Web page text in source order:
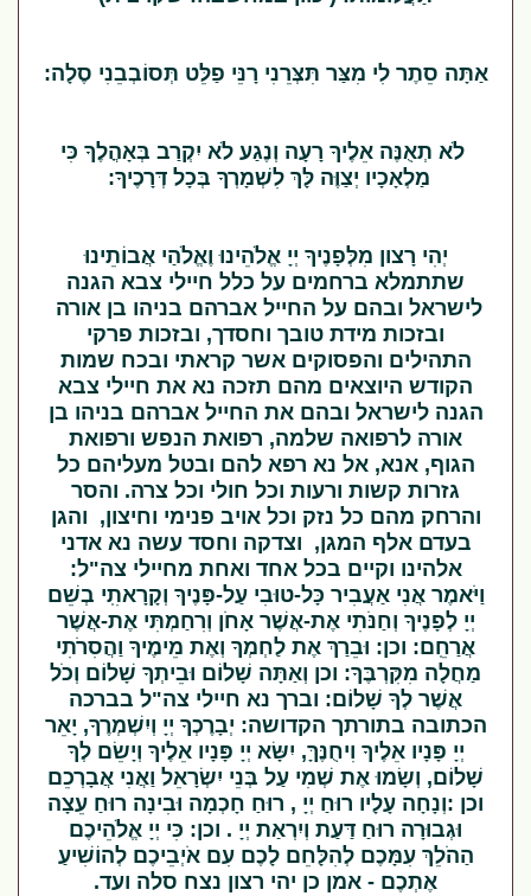
אַתָּה סֵתֶר לִי מִצַּר תִּצְּרֵנִי רָנֵּי פַלֵּט תְּסוֹבְבֵנִי סֶלָה:
לֹא תְאֻנֶּה אֵלֶיךָ רָעָה וְנֶגַע לֹא יִקְרַב בְּאָהֳלֶךָ כִּי
מַלְאָכָיו יְצַוֶּה לָּךְ לִשְׁמָרְךָ בְּכָל דְּרָכֶיךָ:
יְהִי רָצון מִלְּפָנֶיךָ יְיָ אֱלֹהֵינוּ וֶאֱלֹהַי אֲבוֹתֵינוּ
שתתמלא ברחמים על כלל חיילי צבא הגנה
לישראל ובהם על החייל אברהם בניהו בן אורה
ובזכות מידת טובך וחסדך, ובזכות פרקי
התהילים והפסוקים אשר קראתי ובכח שמות
הקודש היוצאים מהם תזכה נא את חיילי צבא
הגנה לישראל ובהם את החייל אברהם בניהו בן
אורה לרפואה שלמה, רפואת הנפש ורפואת
הגוף, אנא, אל נא רפא להם ובטל מעליהם כל
גזרות קשות ורעות וכל חולי וכל צרה. והסר
והרחק מהם כל נזק וכל אויב פנימי וחיצון, והגן
בעדם אלף המגן, וצדקה וחסד עשה נא אדני
אלהינו וקיים בכל אחד ואחת מחיילי צה"ל:
וַיֹּאמֶר אֲנִי אַעֲבִיר כָּל-טוּבִי עַל-פָּנֶיךָ וְקָרָאתִֽי בְשֵׁם
יְיָ לְפָנֶיךָ וְחַנֹּתִי אֶת-אֲשֶׁר אָחֹן וְרִחַמְתִּי אֶת-אֲשֶׁר
אֲרַחֵֽם: וכן: וּבֵרַךְ אֶת לַחְמְךָ וְאֶת מֵימֶיךָ וַהֲסִרֹתִי
מַחֲלָה מִקִּרְבֶּךָ: וכן וְאַתָּה שָׁלוֹם וּבֵיתְךָ שָׁלוֹם וְכֹל
אֲשֶׁר לְךָ שָׁלוֹם: וברך נא חיילי צה"ל בברכה
הכתובה בתורתך הקדושה: יְבָרֶכְךָ יְיָ וְיִשְׁמְרֶךָ, יָאֵר
יְיָ פָּנָיו אֵלֶיךָ וִיחֻנֶּךָּ, יִשָּׂא יְיָ פָּנָיו אֵלֶיךָ וְיָשֵׂם לְךָ
שָׁלוֹם, וְשָׂמוּ אֶת שְׁמִי עַל בְּנֵי יִשְׂרָאֵל וַאֲנִי אֲבָרְכֵם
וכן :וְנָחָה עָלָיו רוּחַ יְיָ , רוּחַ חָכְמָה וּבִינָה רוּחַ עֵצָה
וּגְבוּרָה רוּחַ דַּעַת וְיִרְאַת יְיָ . וכן: כִּי יְיָ אֱלֹהֵיכֶם
הַהֹלֵךְ עִמָּכֶם לְהִלָּחֵם לָכֶם עִם אֹיְבֵיכֶם לְהוֹשִׁיעַ
אֶתְכֶם - אמן כן יהי רצון נצח סלה ועד.